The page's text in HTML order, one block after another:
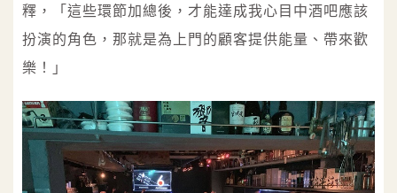
釋，「這些環節加總後，才能達成我心目中酒吧應該
扮演的角色，那就是為上門的顧客提供能量、帶來歡
樂！」